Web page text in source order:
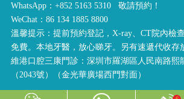
WhatsApp：+852 5163 5310 敬請預約！
WeChat：86 134 1885 8800
溫馨提示：提前預約登記，X-ray、CT院內檢
免費。本地牙醫，放心睇牙。另有速遞代收存
維港口腔三康門診：深圳市羅湖區人民南路熙
（2043號）（金光華廣場西門對面）